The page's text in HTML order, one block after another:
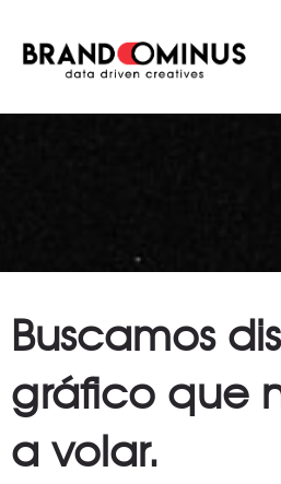
Buscamos
gráfico que
a volar.